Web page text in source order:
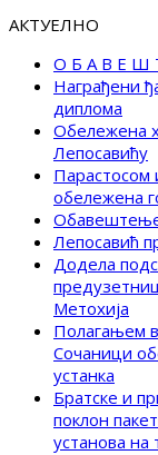
АКТУЕЛНО
О Б А В Е Ш
Награђени
диплома
Обележена
Лепосавићу
Парастосом
обележена
Лепосавић
Додела
Метохија
Полагањем
Сочаници
устанка
Братске и
поклон
установа